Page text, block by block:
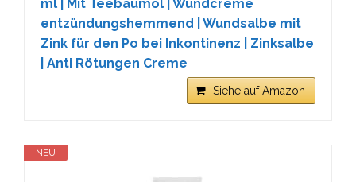
ml | Mit Teebaumöl | Wundcreme
entzündungshemmend | Wundsalbe mit
Zink für den Po bei Inkontinenz | Zinksalbe
| Anti Rötungen Creme
Siehe auf Amazon
NEU